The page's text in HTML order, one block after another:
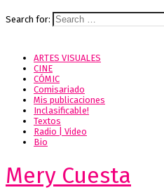
Search for:
ARTES VISUALES
CINE
CÓMIC
Comisariado
Mis publicaciones
Inclasificable!
Textos
Radio | Video
Bio
Mery Cuesta